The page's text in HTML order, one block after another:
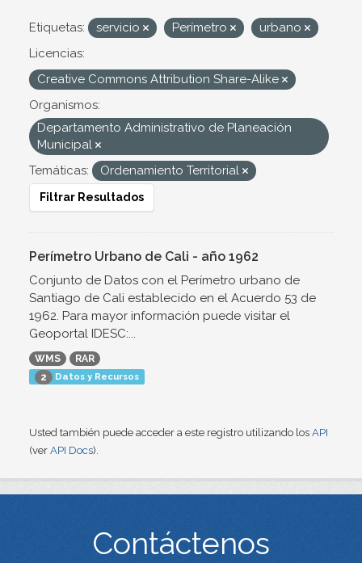
Etiquetas: servicio Perímetro
urbano
Licencias:
Creative Commons Attribution Share-Alike
Organismos:
Departamento Administrativo de Planeación
Municipal
Temáticas:
Ordenamiento Territorial
Filtrar Resultados
Perímetro Urbano de Cali - año 1962
Conjunto de Datos con el Perímetro urbano de
Santiago de Cali establecido en el Acuerdo 53 de
1962. Para mayor información puede visitar el
Geoportal IDESC:...
WMS
RAR
2 Datos y Recursos
Usted también puede acceder a este registro utilizando los API
(ver API Docs).
Contáctenos